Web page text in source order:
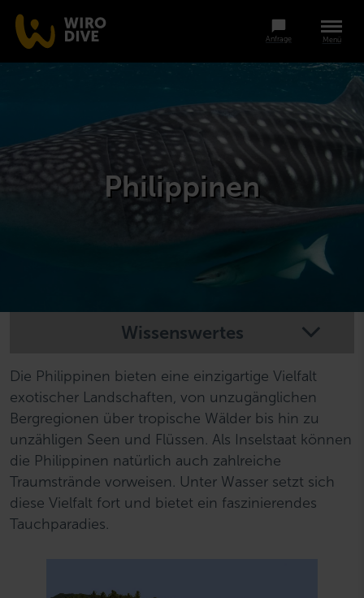
Menü
Anfrage
Philippinen
Wissenswertes
Die Philippinen bieten eine einzigartige Vielfalt
exotischer Landschaften, von unzugänglichen
Bergregionen über tropische Wälder bis hin zu
unzähligen Seen und Flüssen. Als Inselstaat können
die Philippinen natürlich auch zahlreiche
Traumstrände vorweisen. Unter Wasser setzt sich
diese Vielfalt fort und bietet ein faszinierendes
Tauchparadies.